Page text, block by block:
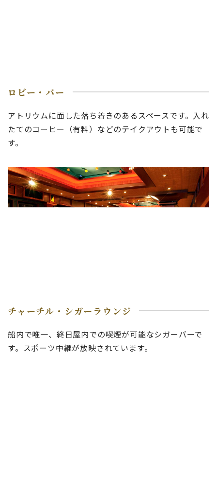
ロビー・バー
アトリウムに面した落ち着きのあるスペースです。入れ
たてのコーヒー（有料）などのテイクアウトも可能で
す。
チャーチル・シガーラウンジ
船内で唯一、終日屋内での喫煙が可能なシガーバーで
す。スポーツ中継が放映されています。